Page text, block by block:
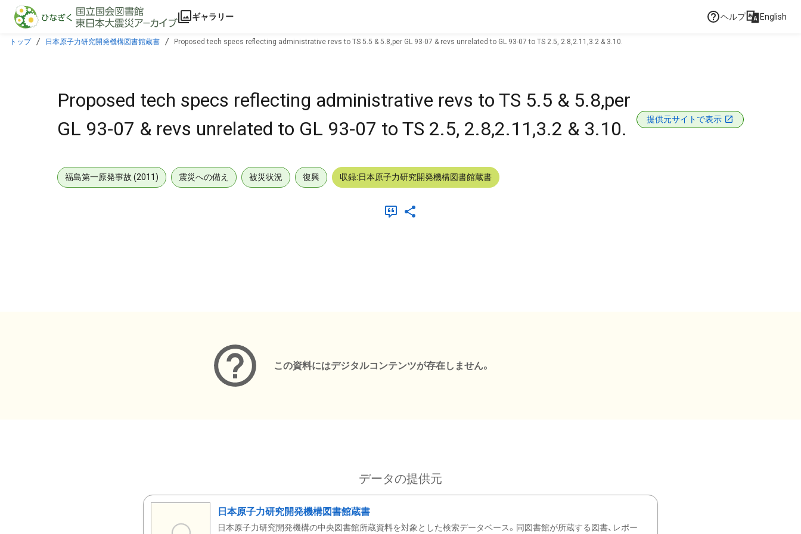
本文に飛ぶ
ギャラリー ヘルプ English
トップ 日本原子力研究開発機構図書館蔵書 Proposed tech specs reflecting administrative revs to TS 5.5 & 5.8,per GL 93-07 & revs unrelated to GL 93-07 to TS 2.5, 2.8,2.11,3.2 & 3.10.
Proposed tech specs reflecting administrative revs to TS 5.5 & 5.8,per
GL 93-07 & revs unrelated to GL 93-07 to TS 2.5, 2.8,2.11,3.2 & 3.10.
提供元サイトで表示
福島第一原発事故 (2011) 震災への備え 被災状況 復興 収録:日本原子力研究開発機構図書館蔵書
この資料にはデジタルコンテンツが存在しません。
データの提供元
日本原子力研究開発機構図書館蔵書
日本原子力研究開発機構の中央図書館所蔵資料を対象とした検索データベース。同図書館が所蔵する図書、レポー